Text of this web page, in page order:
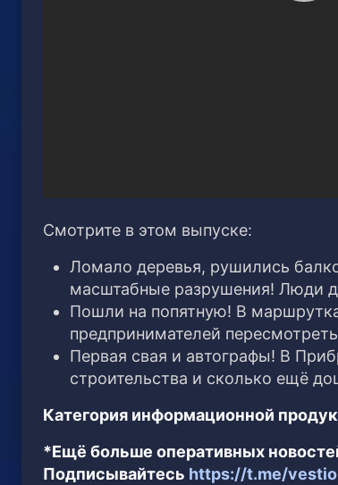
Смотрите в этом выпуске:
Ломало деревья, рушились
масштабные разрушения! Люди
Пошли на попятную! В
предпринимателей
Первая свая и автографы! В
строительства и сколько ещё
Категория информационной
*Ещё больше оперативных
Подписывайтесь https://t.me/